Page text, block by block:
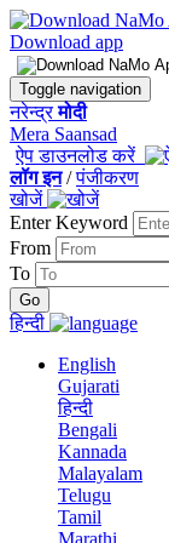
Download app
Toggle navigation
नरेन्द्रमोदी
Mera Saansad
ऐप डाउनलोड करें
लॉग इन/पंजीकरण
खोजें
Enter Keyword
From
To
हिन्दी
English
Gujarati
हिन्दी
Bengali
Kannada
Malayalam
Telugu
Tamil
Marathi